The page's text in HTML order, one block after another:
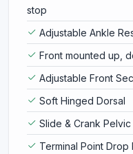
stop
Adjustable Ankle
Front mounted up,
Adjustable Front
Soft Hinged Dorsal
Slide & Crank Pelvic
Terminal Point Drop